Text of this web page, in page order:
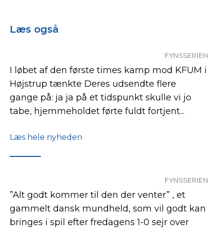
Læs også
FYNSSERIEN
I løbet af den første times kamp mod KFUM i
Højstrup tænkte Deres udsendte flere
gange på: ja ja på et tidspunkt skulle vi jo
tabe, hjemmeholdet førte fuldt fortjent...
Læs hele nyheden
FYNSSERIEN
”Alt godt kommer til den der venter” , et
gammelt dansk mundheld, som vil godt kan
bringes i spil efter fredagens 1-0 sejr over